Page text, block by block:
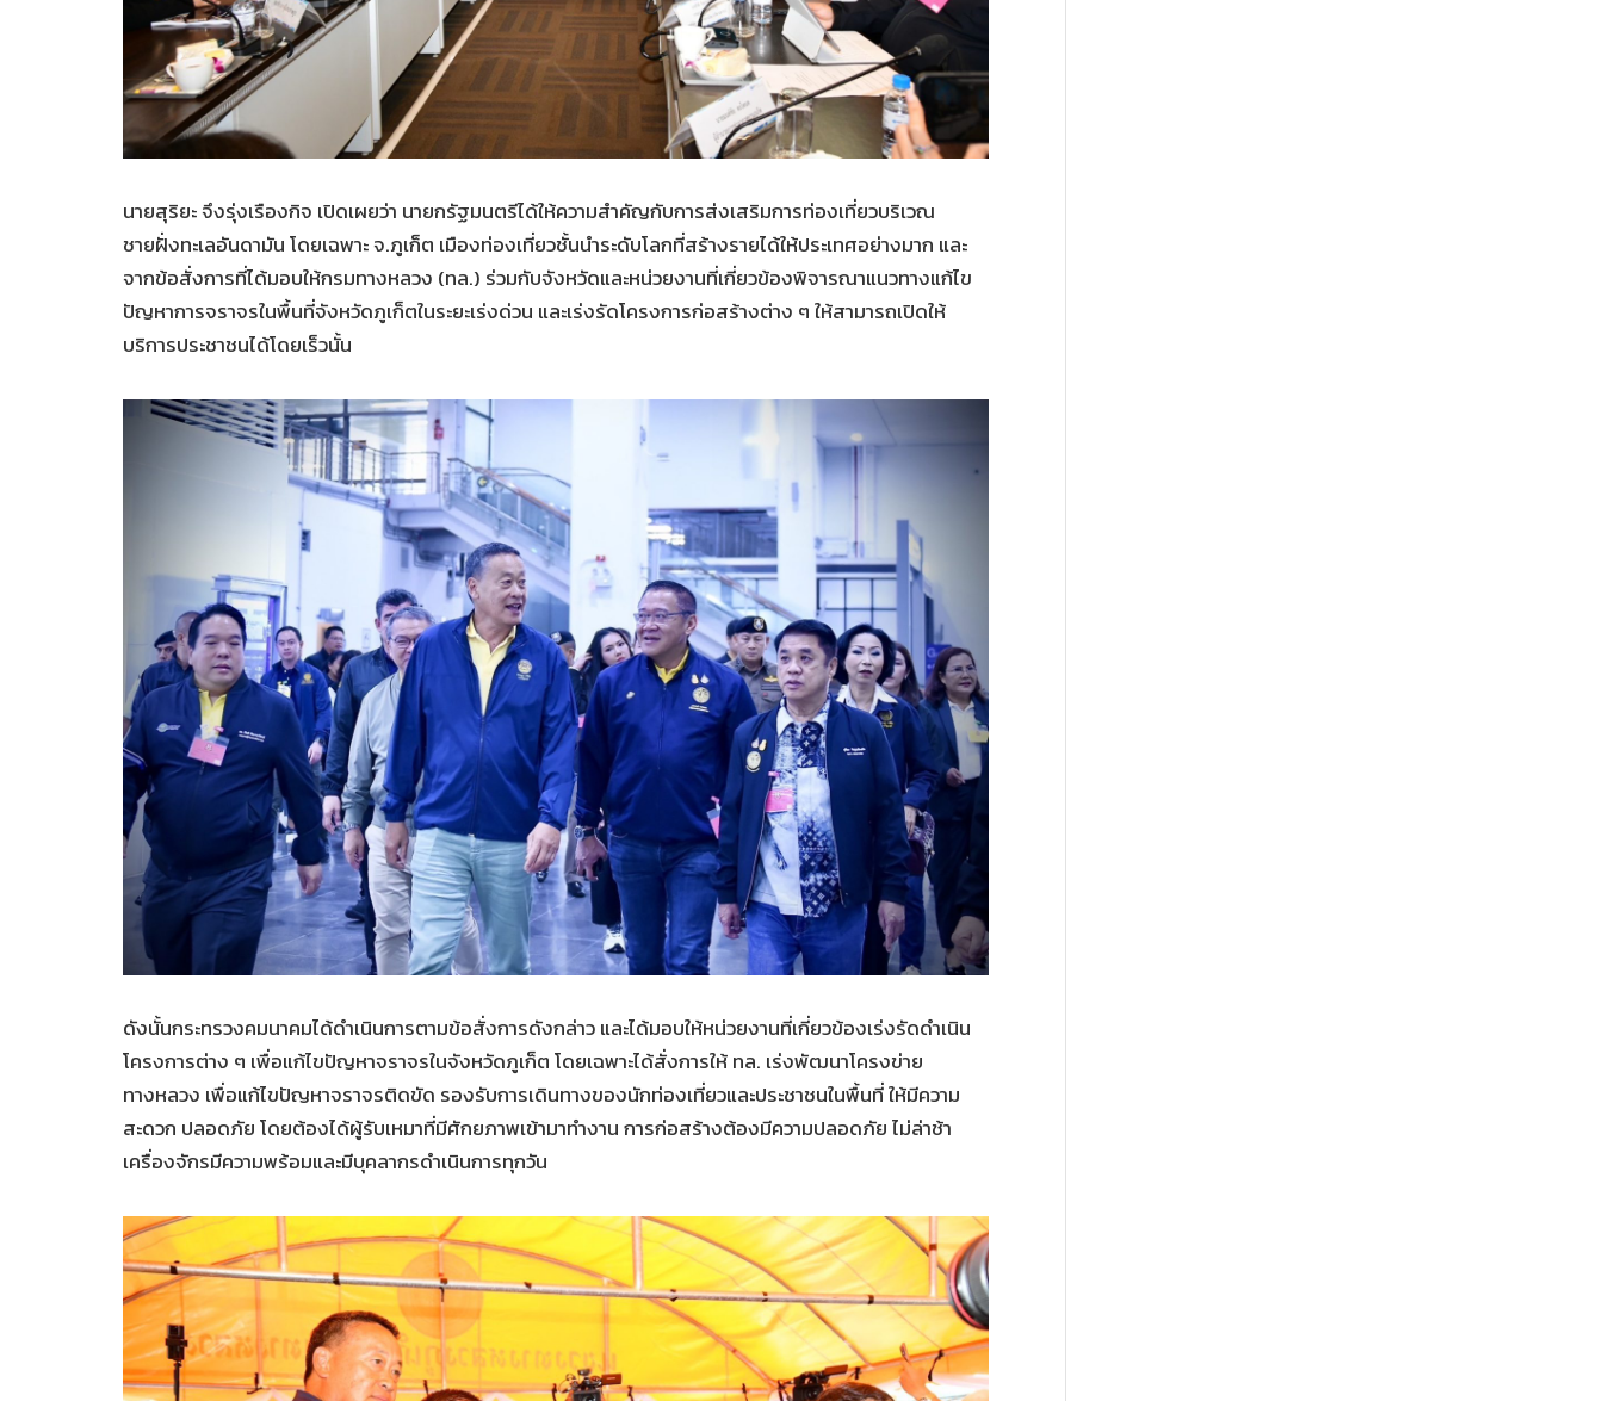
นายสุริยะ จึงรุ่งเรืองกิจ เปิดเผยว่า นายกรัฐมนตรีได้ให้ความสำคัญกับการส่งเสริมการท่องเที่ยวบริเวณ
ชายฝั่งทะเลอันดามัน โดยเฉพาะ จ.ภูเก็ต เมืองท่องเที่ยวชั้นนำระดับโลกที่สร้างรายได้ให้ประเทศอย่างมาก และ
จากข้อสั่งการที่ได้มอบให้กรมทางหลวง (ทล.) ร่วมกับจังหวัดและหน่วยงานที่เกี่ยวข้องพิจารณาแนวทางแก้ไข
ปัญหาการจราจรในพื้นที่จังหวัดภูเก็ตในระยะเร่งด่วน และเร่งรัดโครงการก่อสร้างต่าง ๆ ให้สามารถเปิดให้
บริการประชาชนได้โดยเร็วนั้น
ดังนั้นกระทรวงคมนาคมได้ดำเนินการตามข้อสั่งการดังกล่าว และได้มอบให้หน่วยงานที่เกี่ยวข้องเร่งรัดดำเนิน
โครงการต่าง ๆ เพื่อแก้ไขปัญหาจราจรในจังหวัดภูเก็ต โดยเฉพาะได้สั่งการให้ ทล. เร่งพัฒนาโครงข่าย
ทางหลวง เพื่อแก้ไขปัญหาจราจรติดขัด รองรับการเดินทางของนักท่องเที่ยวและประชาชนในพื้นที่ ให้มีความ
สะดวก ปลอดภัย โดยต้องได้ผู้รับเหมาที่มีศักยภาพเข้ามาทำงาน การก่อสร้างต้องมีความปลอดภัย ไม่ล่าช้า
เครื่องจักรมีความพร้อมและมีบุคลากรดำเนินการทุกวัน